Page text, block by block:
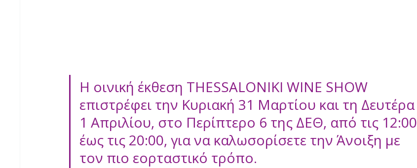
Η οινική έκθεση THESSALONIKI WINE SHOW
επιστρέφει την Κυριακή 31 Μαρτίου και τη Δευτέρα
1 Απριλίου, στο Περίπτερο 6 της ΔΕΘ, από τις 12:00
έως τις 20:00, για να καλωσορίσετε την Άνοιξη με
τον πιο εορταστικό τρόπο.